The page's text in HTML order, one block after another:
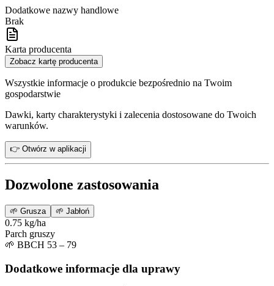
Dodatkowe nazwy handlowe
Brak
Karta producenta
Zobacz kartę producenta
Wszystkie informacje o produkcie bezpośrednio na Twoim
gospodarstwie
Dawki, karty charakterystyki i zalecenia dostosowane do Twoich
warunków.
👉 Otwórz w aplikacji
Dozwolone zastosowania
🌱 Grusza 🌱 Jabłoń
0.75 kg/ha
Parch gruszy
🌱 BBCH 53 – 79
Dodatkowe informacje dla uprawy